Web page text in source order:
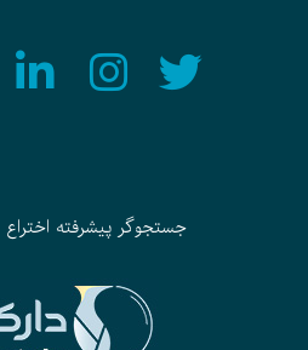
جستجوگر پیشرفته اختراع